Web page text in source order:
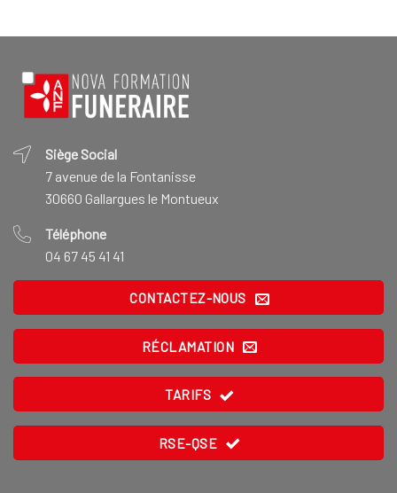
Siège Social
7 avenue de la Fontanisse
30660 Gallargues le Montueux
Téléphone
04 67 45 41 41
CONTACTEZ-NOUS
RÉCLAMATION
TARIFS
RSE-QSE